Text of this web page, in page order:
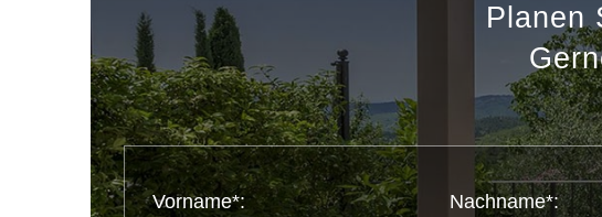
Planen
Vorname*: Nachname*: